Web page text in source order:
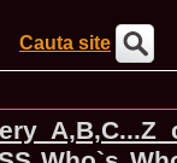
Cauta site